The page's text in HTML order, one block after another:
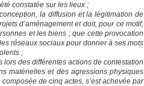
constatée sur les lieux ;
la diffusion et la légitimation de
d’aménagement et doit, pour ce motif,
et les biens ; que cette provocation
réseaux sociaux pour donner à ses mots
;
des différentes actions de contestation
matérielles et des agressions physiques
de cinq actes, s’est achevée par